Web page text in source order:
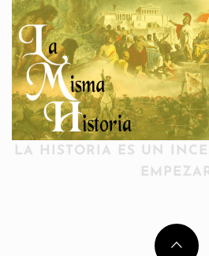
LA HISTORIA ES UN